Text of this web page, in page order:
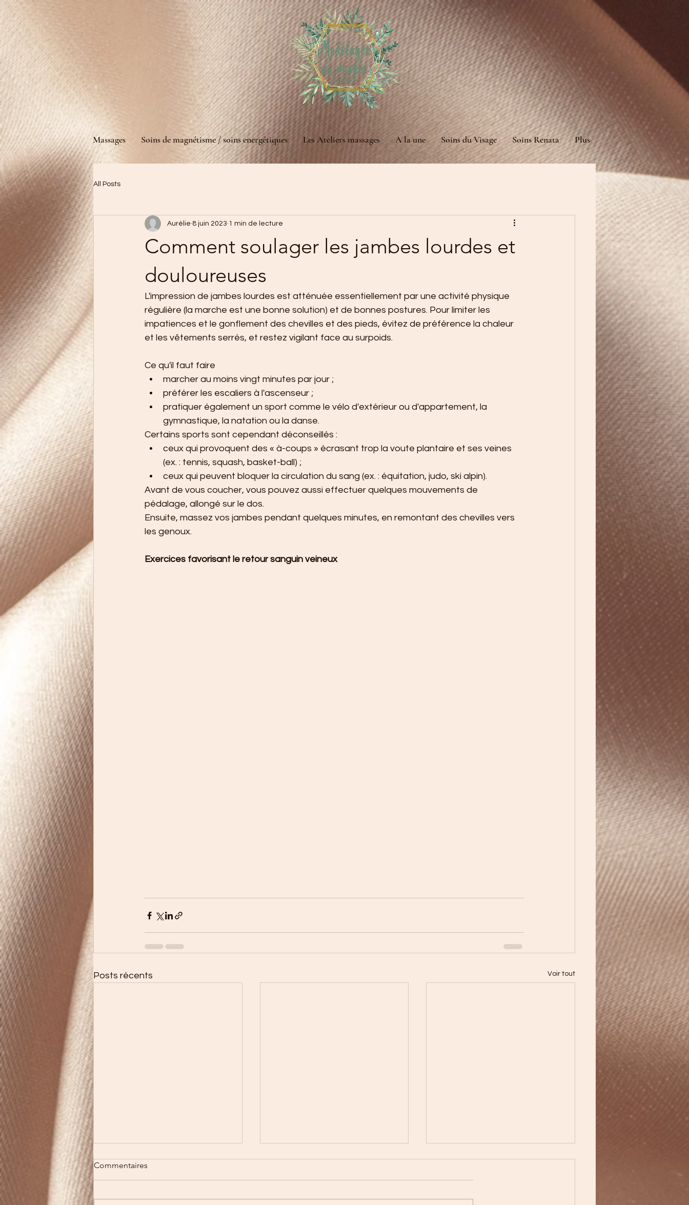
Massages Soins de magnétisme / soins energétiques Les Ateliers massages A la une Soins du Visage Soins Renata Plus
All Posts
Comment soulager les jambes lourdes et
douloureuses
Aurélie 8 juin 2023 1 min de lecture
L'impression de jambes lourdes est atténuée essentiellement par une activité physique
régulière (la marche est une bonne solution) et de bonnes postures. Pour limiter les
impatiences et le gonflement des chevilles et des pieds, évitez de préférence la chaleur
et les vêtements serrés, et restez vigilant face au surpoids.
Ce qu'il faut faire
marcher au moins vingt minutes par jour ;
préférer les escaliers à l'ascenseur ;
pratiquer également un sport comme le vélo d'extérieur ou d'appartement, la
gymnastique, la natation ou la danse.
Certains sports sont cependant déconseillés :
ceux qui provoquent des « à-coups » écrasant trop la voute plantaire et ses veines
(ex. : tennis, squash, basket-ball) ;
ceux qui peuvent bloquer la circulation du sang (ex. : équitation, judo, ski alpin).
Avant de vous coucher, vous pouvez aussi effectuer quelques mouvements de
pédalage, allongé sur le dos.
Ensuite, massez vos jambes pendant quelques minutes, en remontant des chevilles vers
les genoux.
Exercices favorisant le retour sanguin veineux
Posts récents Voir tout
Commentaires